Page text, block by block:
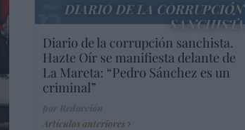
DIARIO DE LA CORRUPCIÓN
SANCHISTA
Diario de la corrupción sanchista.
Hazte Oír se manifiesta delante de
La Mareta: “Pedro Sánchez es un
criminal”
Artículos anteriores